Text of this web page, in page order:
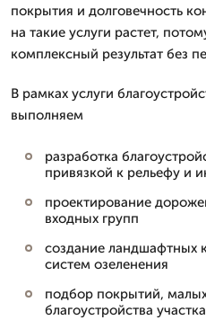
покрытия и долговечность
на такие услуги растет,
комплексный результат без
В рамках услуги
выполняем
разработка
привязкой к рельефу и
проектирование
входных групп
создание ландшафтных
систем озеленения
подбор покрытий,
благоустройства участка